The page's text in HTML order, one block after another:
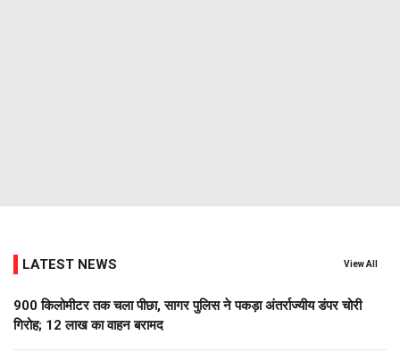
LATEST NEWS View All
900 किलोमीटर तक चला पीछा, सागर पुलिस ने पकड़ा अंतर्राज्यीय डंपर चोरी
गिरोह; 12 लाख का वाहन बरामद